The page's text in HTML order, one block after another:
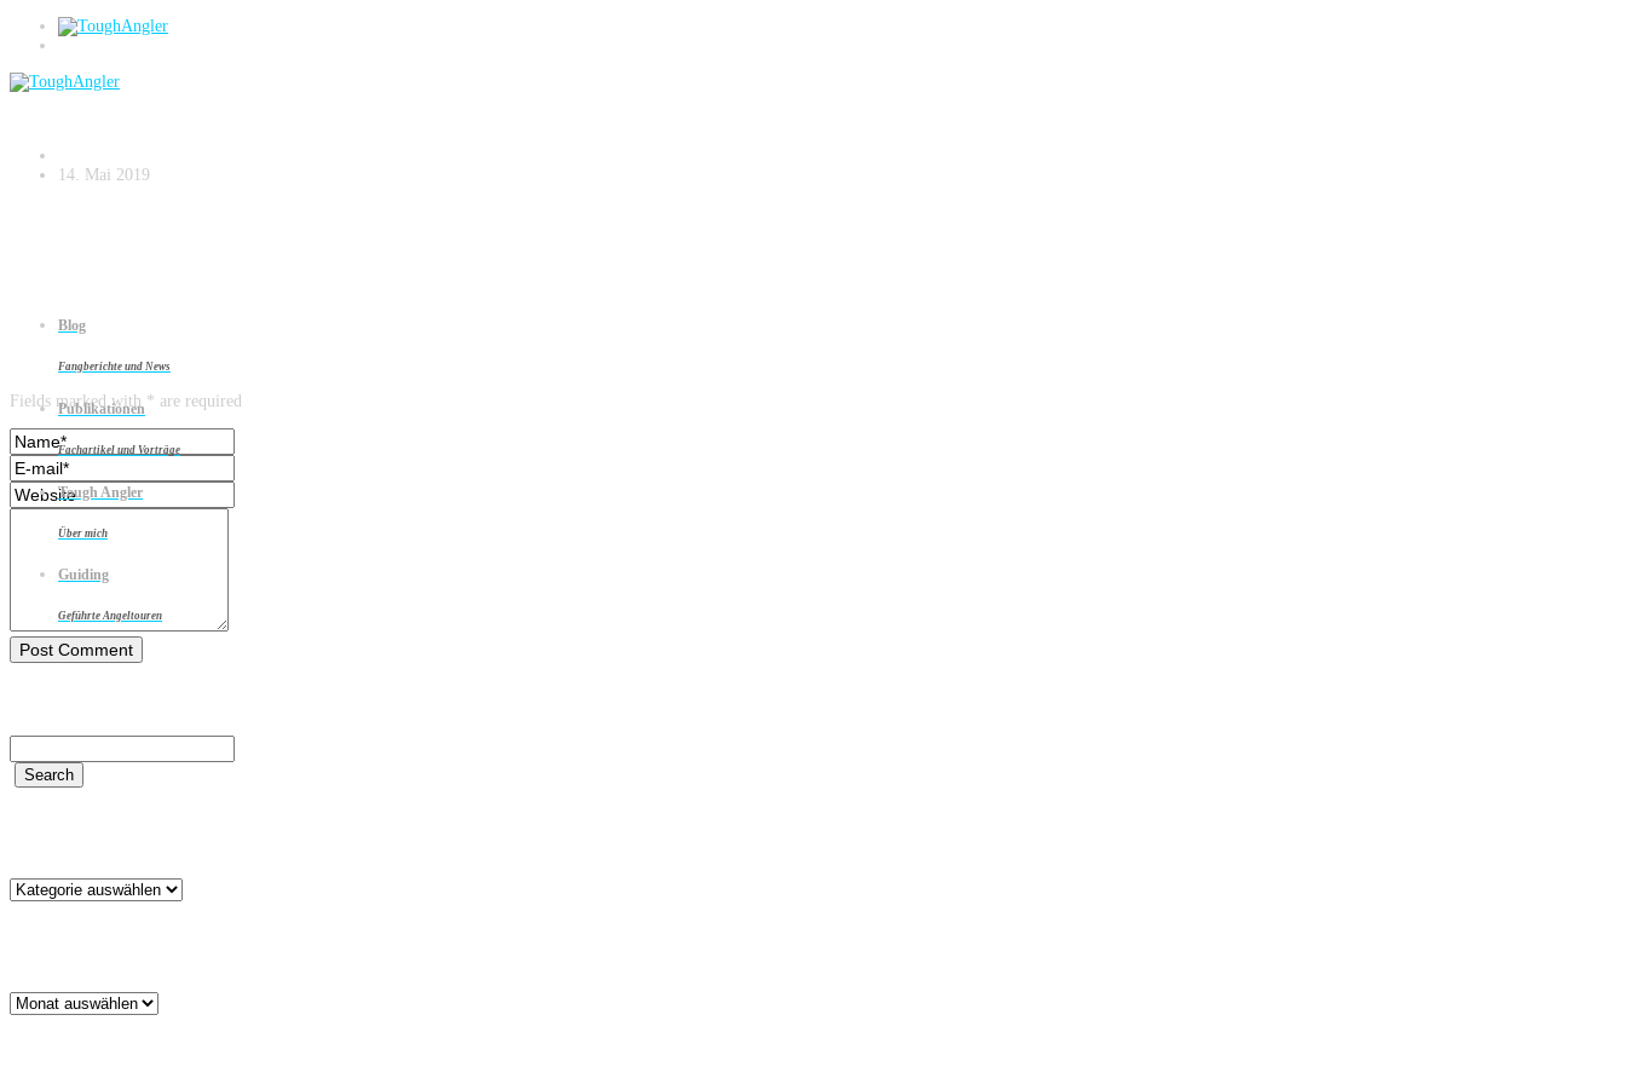
Blog
Fangberichte und News
Publikationen
Fachartikel und Vorträge
Tough Angler
Über mich
Guiding
Geführte Angeltouren
flaten-5
14. Mai 2019
Leave a reply
Fields marked with * are required
Kategorien
Archiv